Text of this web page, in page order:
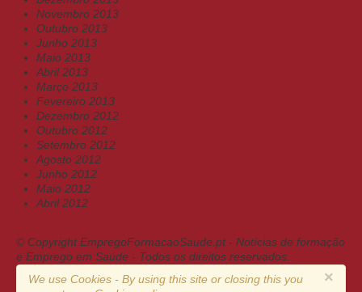
Novembro 2013
Outubro 2013
Junho 2013
Maio 2013
Abril 2013
Março 2013
Fevereiro 2013
Dezembro 2012
Outubro 2012
Setembro 2012
Agosto 2012
Junho 2012
Maio 2012
Abril 2012
© Copyright EmpregoFormacaoSaude.pt - Notícias de formação
e Emprego em Saúde - Todos os direitos reservados.
×
We use Cookies - By using this site or closing this you